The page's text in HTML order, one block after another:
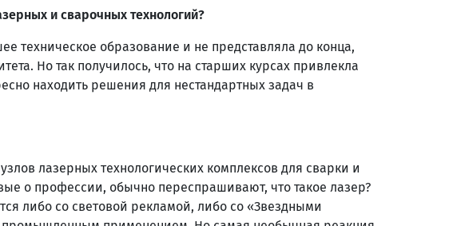
и сварочных технологий?
техническое образование и не представляла до конца,
Но так получилось, что на старших курсах привлекла
находить решения для нестандартных задач в
лазерных технологических комплексов для сварки и
о профессии, обычно переспрашивают, что такое лазер?
либо со световой рекламой, либо со «Звездными